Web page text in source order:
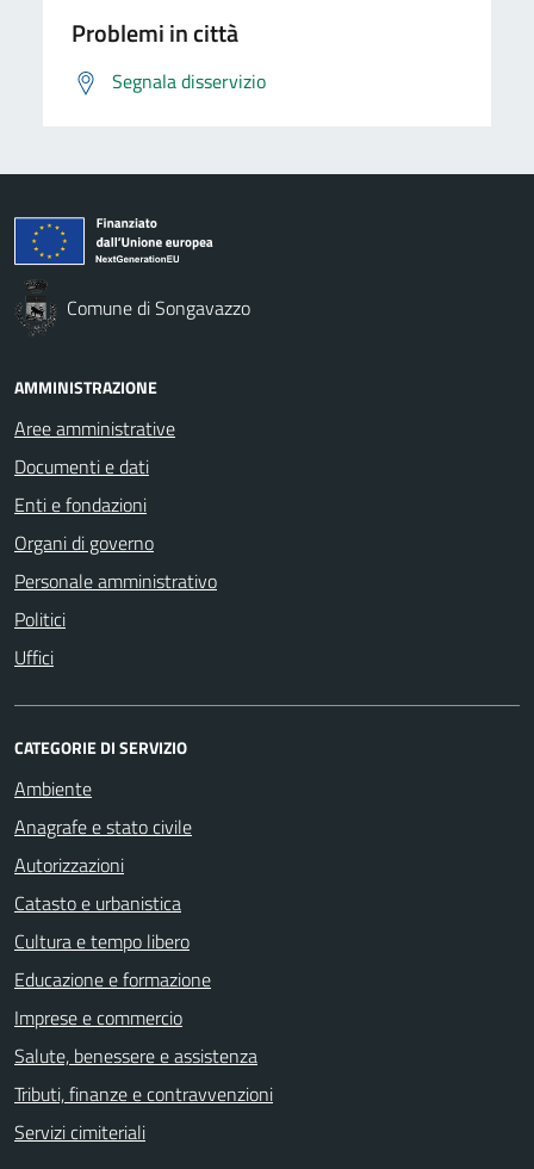
Problemi in città
Segnala disservizio
Comune di Songavazzo
AMMINISTRAZIONE
Aree amministrative
Documenti e dati
Enti e fondazioni
Organi di governo
Personale amministrativo
Politici
Uffici
CATEGORIE DI SERVIZIO
Ambiente
Anagrafe e stato civile
Autorizzazioni
Catasto e urbanistica
Cultura e tempo libero
Educazione e formazione
Imprese e commercio
Salute, benessere e assistenza
Tributi, finanze e contravvenzioni
Servizi cimiteriali